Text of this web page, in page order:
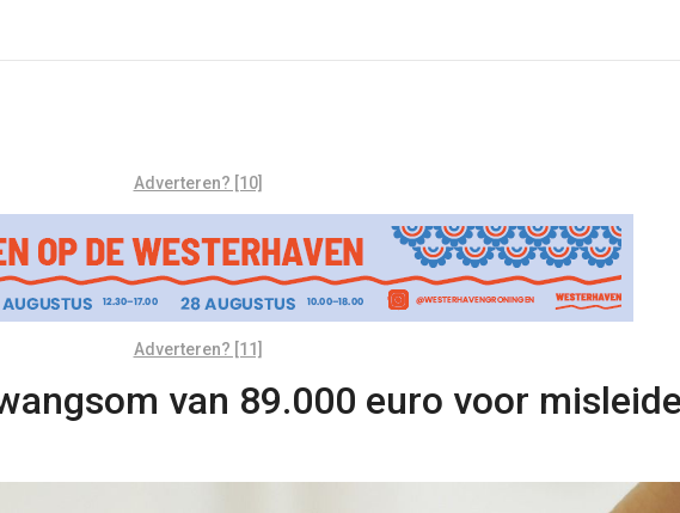
Adverteren? [10]
Adverteren? [11]
van 89.000 euro voor